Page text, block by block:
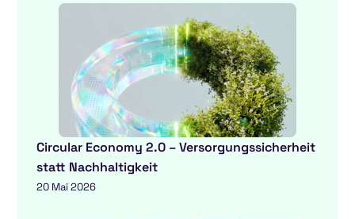
Circular Economy 2.0 – Versorgungssicherheit
statt Nachhaltigkeit
20 Mai 2026